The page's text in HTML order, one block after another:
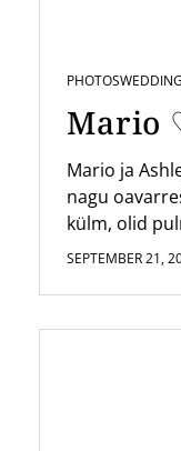
PHOTOSWEDDING
Mario
Mario ja
nagu
külm, olid
SEPTEMBER 21,